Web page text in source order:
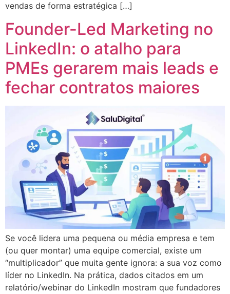
vendas de forma estratégica […]
Founder-Led Marketing no
LinkedIn: o atalho para
PMEs gerarem mais leads e
fechar contratos maiores
Se você lidera uma pequena ou média empresa e tem
(ou quer montar) uma equipe comercial, existe um
“multiplicador” que muita gente ignora: a sua voz como
líder no LinkedIn. Na prática, dados citados em um
relatório/webinar do LinkedIn mostram que fundadores